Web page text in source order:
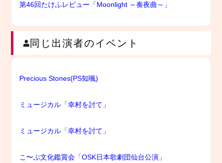
第46回たけふレビュー「Moonlight ～奏夜曲～」
同じ出演者のイベント
Precious Stones(PS知颯)
ミュージカル「幸村を討て」
ミュージカル「幸村を討て」
こ〜ぷ文化鑑賞会「OSK日本歌劇団仙台公演」